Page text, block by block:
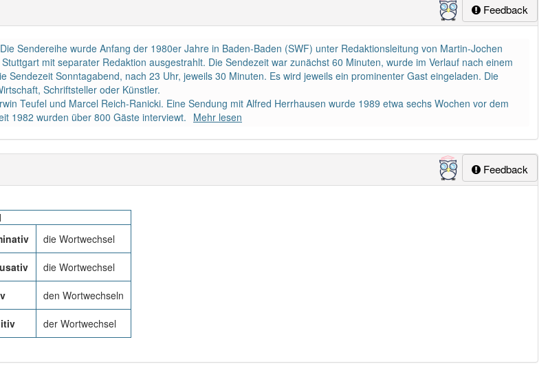
Feedback
Sendereihe wurde Anfang der 1980er Jahre in Baden-Baden (SWF) unter Redaktionsleitung von Martin-Jochen
mit separater Redaktion ausgestrahlt. Die Sendezeit war zunächst 60 Minuten, wurde im Verlauf nach einem
Sendezeit Sonntagabend, nach 23 Uhr, jeweils 30 Minuten. Es wird jeweils ein prominenter Gast eingeladen. Die
Schriftsteller oder Künstler.
Teufel und Marcel Reich-Ranicki. Eine Sendung mit Alfred Herrhausen wurde 1989 etwa sechs Wochen vor dem
1982 wurden über 800 Gäste interviewt. Mehr lesen
Feedback
die Wortwechsel
die Wortwechsel
den Wortwechseln
der Wortwechsel